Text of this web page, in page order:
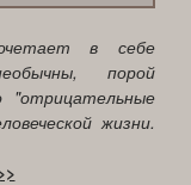
в себе
порой
"отрицательные
жизни.